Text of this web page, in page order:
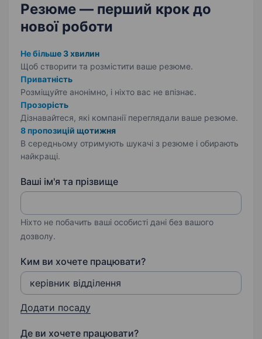
Резюме — перший крок до
нової роботи
Не більше 3 хвилин
Щоб створити та розмістити ваше резюме.
Приватність
Розміщуйте анонімно, і ніхто вас не впізнає.
Прозорість
Дізнавайтеся, які компанії переглядали ваше резюме.
8 пропозицій щотижня
В середньому отримують шукачі з резюме і обирають
найкращі.
Ваші ім'я та прізвище
Ніхто не побачить ваші особисті дані без вашого
дозволу.
Ким ви хочете працювати?
Додати посаду
Де ви хочете працювати?